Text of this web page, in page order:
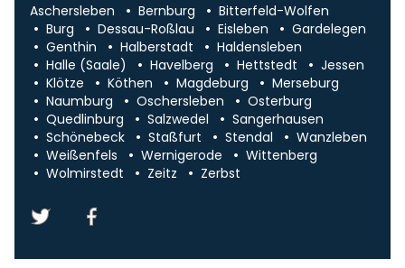
Aschersleben Bernburg
Bitterfeld-Wolfen
Burg
Dessau-Roßlau Eisleben
Gardelegen
Genthin
Halberstadt
Haldensleben
Halle (Saale)
Havelberg Hettstedt
Jessen
Klötze
Köthen Magdeburg
Merseburg
Naumburg
Oschersleben
Osterburg
Quedlinburg
Salzwedel
Sangerhausen
Schönebeck
Staßfurt Stendal
Wanzleben
Weißenfels
Wernigerode
Wittenberg
Wolmirstedt
Zeitz Zerbst